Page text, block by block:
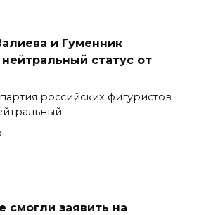
и Гуменник
статус от
российских фигуристов
смогли заявить на